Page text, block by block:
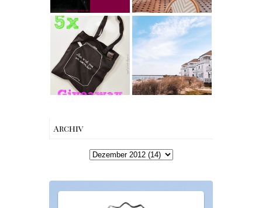
[gives away]
Limitierte
Tote-Bag
Edition von
Esther
Perbandt
Reisen -
Schleiregion
Archiv